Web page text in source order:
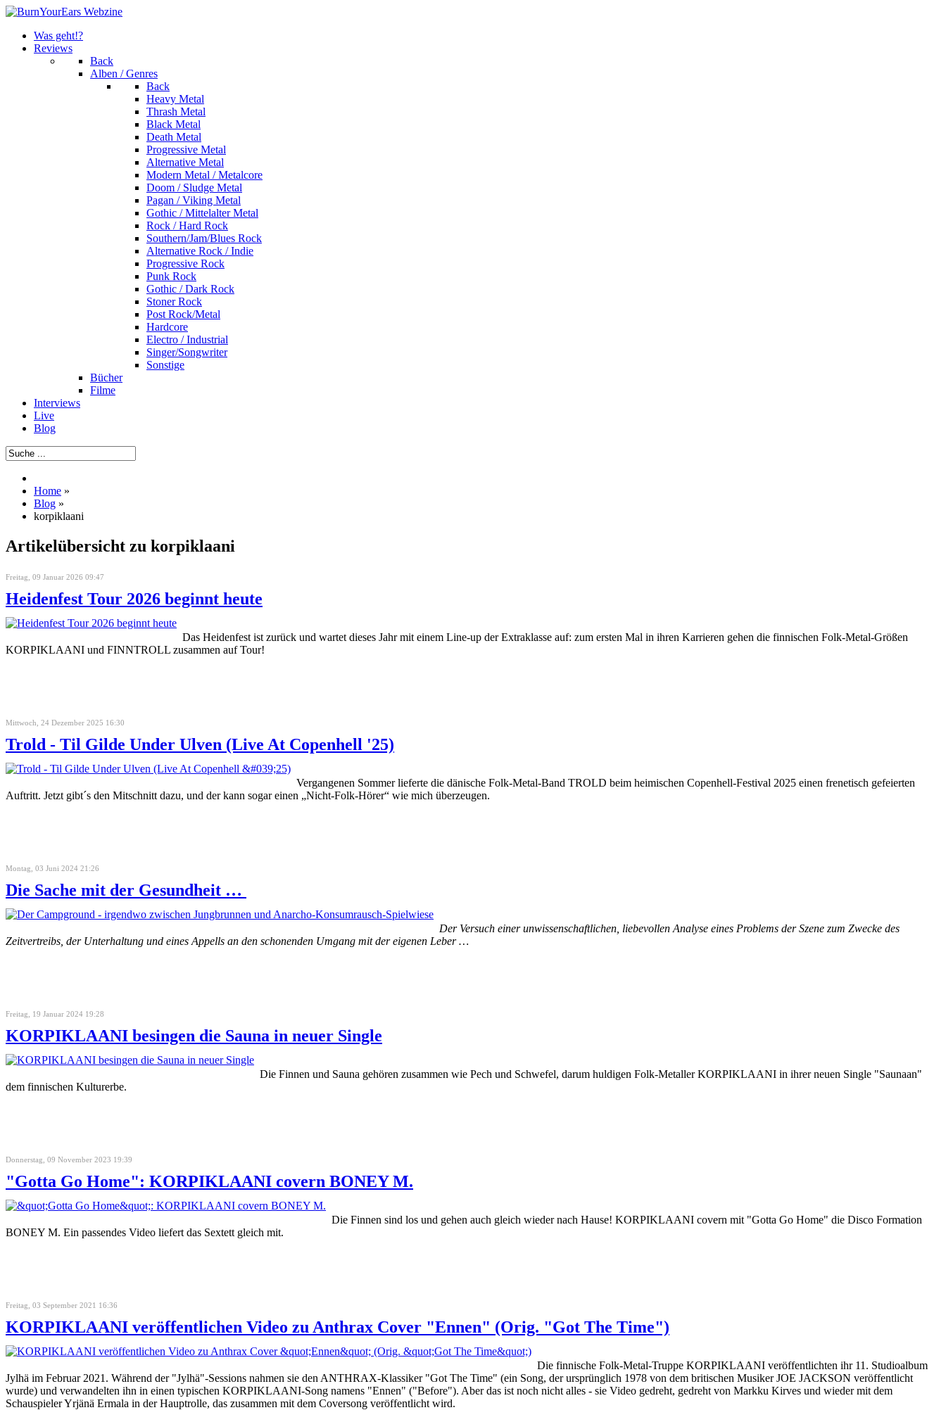
Was geht!?
Reviews
Back
Alben / Genres
Back
Heavy Metal
Thrash Metal
Black Metal
Death Metal
Progressive Metal
Alternative Metal
Modern Metal / Metalcore
Doom / Sludge Metal
Pagan / Viking Metal
Gothic / Mittelalter Metal
Rock / Hard Rock
Southern/Jam/Blues Rock
Alternative Rock / Indie
Progressive Rock
Punk Rock
Gothic / Dark Rock
Stoner Rock
Post Rock/Metal
Hardcore
Electro / Industrial
Singer/Songwriter
Sonstige
Bücher
Filme
Interviews
Live
Blog
Home »
Blog »
korpiklaani
Artikelübersicht zu korpiklaani
Freitag, 09 Januar 2026 09:47
Heidenfest Tour 2026 beginnt heute
Das Heidenfest ist zurück und wartet dieses Jahr mit einem Line-up der Extraklasse auf: zum ersten Mal in ihren Karrieren gehen die finnischen Folk-Metal-Größen
KORPIKLAANI und FINNTROLL zusammen auf Tour!
Mittwoch, 24 Dezember 2025 16:30
Trold - Til Gilde Under Ulven (Live At Copenhell '25)
Vergangenen Sommer lieferte die dänische Folk-Metal-Band TROLD beim heimischen Copenhell-Festival 2025 einen frenetisch gefeierten
Auftritt. Jetzt gibt´s den Mitschnitt dazu, und der kann sogar einen „Nicht-Folk-Hörer“ wie mich überzeugen.
Montag, 03 Juni 2024 21:26
Die Sache mit der Gesundheit …
Der Versuch einer unwissenschaftlichen, liebevollen Analyse eines Problems der Szene zum Zwecke des
Zeitvertreibs, der Unterhaltung und eines Appells an den schonenden Umgang mit der eigenen Leber …
Freitag, 19 Januar 2024 19:28
KORPIKLAANI besingen die Sauna in neuer Single
Die Finnen und Sauna gehören zusammen wie Pech und Schwefel, darum huldigen Folk-Metaller KORPIKLAANI in ihrer neuen Single "Saunaan"
dem finnischen Kulturerbe.
Donnerstag, 09 November 2023 19:39
"Gotta Go Home": KORPIKLAANI covern BONEY M.
Die Finnen sind los und gehen auch gleich wieder nach Hause! KORPIKLAANI covern mit "Gotta Go Home" die Disco Formation
BONEY M. Ein passendes Video liefert das Sextett gleich mit.
Freitag, 03 September 2021 16:36
KORPIKLAANI veröffentlichen Video zu Anthrax Cover "Ennen" (Orig. "Got The Time")
Die finnische Folk-Metal-Truppe KORPIKLAANI veröffentlichten ihr 11. Studioalbum
Jylhä im Februar 2021. Während der "Jylhä"-Sessions nahmen sie den ANTHRAX-Klassiker "Got The Time" (ein Song, der ursprünglich 1978 von dem britischen Musiker JOE JACKSON veröffentlicht
wurde) und verwandelten ihn in einen typischen KORPIKLAANI-Song namens "Ennen" ("Before"). Aber das ist noch nicht alles - sie Video gedreht, gedreht von Markku Kirves und wieder mit dem
Schauspieler Yrjänä Ermala in der Hauptrolle, das zusammen mit dem Coversong veröffentlicht wird.